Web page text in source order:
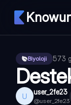
Biyoloji 573
U user_2fe23
@user_2fe23